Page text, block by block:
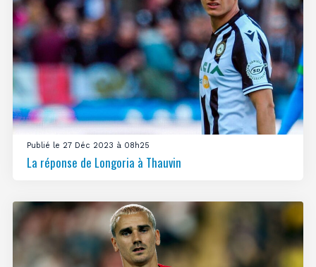
Publié le 27 Déc 2023 à 08h25
La réponse de Longoria à Thauvin